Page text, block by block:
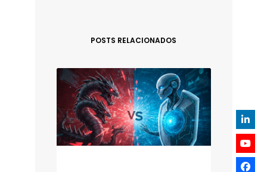
POSTS RELACIONADOS